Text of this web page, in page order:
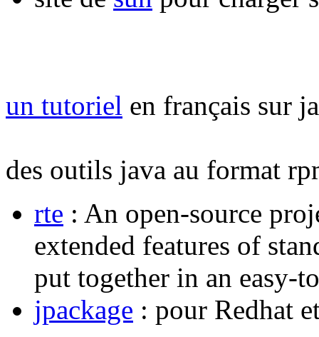
un tutoriel en français sur
des outils java au format
rte : An open-source
extended features of
put together in an easy-
jpackage : pour Redhat